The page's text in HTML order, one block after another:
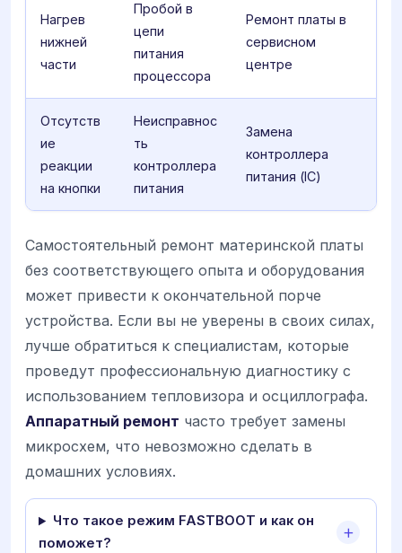
Нагрев
нижней
части
Пробой в
цепи
питания
процессора
Ремонт платы в
сервисном
центре
Отсутств
ие
реакции
на кнопки
Неисправнос
ть
контроллера
питания
Замена
контроллера
питания (IC)
Самостоятельный ремонт материнской платы
без соответствующего опыта и оборудования
может привести к окончательной порче
устройства. Если вы не уверены в своих силах,
лучше обратиться к специалистам, которые
проведут профессиональную диагностику с
использованием тепловизора и осциллографа.
Аппаратный ремонт часто требует замены
микросхем, что невозможно сделать в
домашних условиях.
Что такое режим FASTBOOT и как он
поможет?